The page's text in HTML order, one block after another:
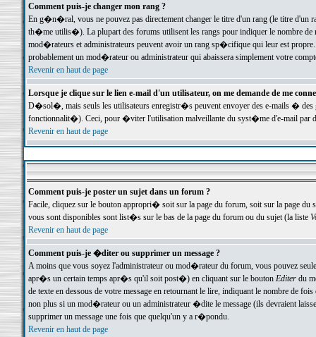
Comment puis-je changer mon rang ?
En g�n�ral, vous ne pouvez pas directement changer le titre d'un rang (le titre d'un
th�me utilis�). La plupart des forums utilisent les rangs pour indiquer le nombre de
mod�rateurs et administrateurs peuvent avoir un rang sp�cifique qui leur est
probablement un mod�rateur ou administrateur qui abaissera simplement votre
Revenir en haut de page
Lorsque je clique sur le lien e-mail d'un utilisateur, on me demande de me
D�sol�, mais seuls les utilisateurs enregistr�s peuvent envoyer des e-mails �
fonctionnalit�). Ceci, pour �viter l'utilisation malveillante du syst�me d'e-mail par
Revenir en haut de page
Comment puis-je poster un sujet dans un forum ?
Facile, cliquez sur le bouton appropri� soit sur la page du forum, soit sur la page du
vous sont disponibles sont list�s sur le bas de la page du forum ou du sujet (la liste
Revenir en haut de page
Comment puis-je �diter ou supprimer un message ?
A moins que vous soyez l'administrateur ou mod�rateur du forum, vous pouvez
apr�s un certain temps apr�s qu'il soit post�) en cliquant sur le bouton Editerdu
de texte en dessous de votre message en retournant le lire, indiquant le nombre
non plus si un mod�rateur ou un administrateur �dite le message (ils devraient
supprimer un message une fois que quelqu'un y a r�pondu.
Revenir en haut de page